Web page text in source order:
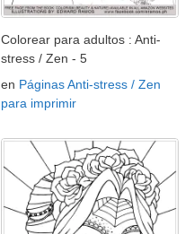
Colorear para adultos : Anti-
stress / Zen - 5
en Páginas Anti-stress / Zen
para imprimir